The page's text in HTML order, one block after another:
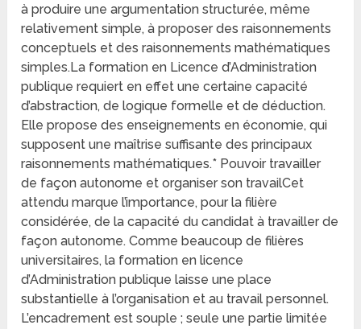
à produire une argumentation structurée, même
relativement simple, à proposer des raisonnements
conceptuels et des raisonnements mathématiques
simples.La formation en Licence d’Administration
publique requiert en effet une certaine capacité
d’abstraction, de logique formelle et de déduction.
Elle propose des enseignements en économie, qui
supposent une maîtrise suffisante des principaux
raisonnements mathématiques.* Pouvoir travailler
de façon autonome et organiser son travailCet
attendu marque l’importance, pour la filière
considérée, de la capacité du candidat à travailler de
façon autonome. Comme beaucoup de filières
universitaires, la formation en licence
d’Administration publique laisse une place
substantielle à l’organisation et au travail personnel.
L’encadrement est souple ; seule une partie limitée